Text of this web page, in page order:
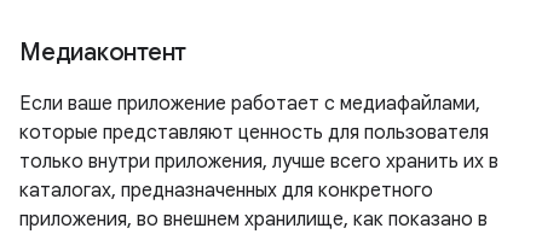
Медиаконтент
Если ваше приложение работает с медиафайлами,
которые представляют ценность для пользователя
только внутри приложения, лучше всего хранить их в
каталогах, предназначенных для конкретного
приложения, во внешнем хранилище, как показано в